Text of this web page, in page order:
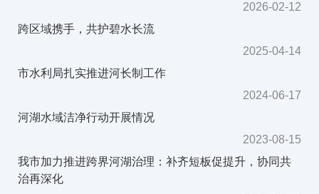
2026-02-12
跨区域携手，共护碧水长流
2025-04-14
市水利局扎实推进河长制工作
2024-06-17
河湖水域洁净行动开展情况
2023-08-15
我市加力推进跨界河湖治理：补齐短板促提升，协同共
治再深化